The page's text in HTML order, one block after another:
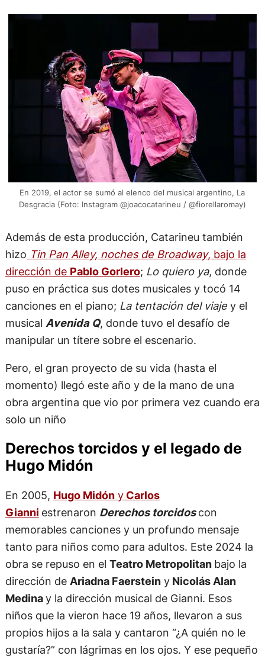
En 2019, el actor se sumó al elenco del musical argentino, La
Desgracia (Foto: Instagram @joacocatarineu / @fiorellaromay)
Además de esta producción, Catarineu también
hizo Tin Pan Alley, noches de Broadway, bajo la
dirección de Pablo Gorlero; Lo quiero ya, donde
puso en práctica sus dotes musicales y tocó 14
canciones en el piano; La tentación del viajey el
musical Avenida Q, donde tuvo el desafío de
manipular un títere sobre el escenario.
Pero, el gran proyecto de su vida (hasta el
momento) llegó este año y de la mano de una
obra argentina que vio por primera vez cuando era
solo un niño
Derechos torcidos y el legado de
Hugo Midón
En 2005, Hugo MidónyCarlos
Gianni estrenaron Derechos torcidoscon
memorables canciones y un profundo mensaje
tanto para niños como para adultos. Este 2024 la
obra se repuso en el Teatro Metropolitan bajo la
dirección de Ariadna FaersteinyNicolás Alan
Medinay la dirección musical de Gianni. Esos
niños que la vieron hace 19 años, llevaron a sus
propios hijos a la sala y cantaron “¿A quién no le
gustaría?” con lágrimas en los ojos. Y ese pequeño